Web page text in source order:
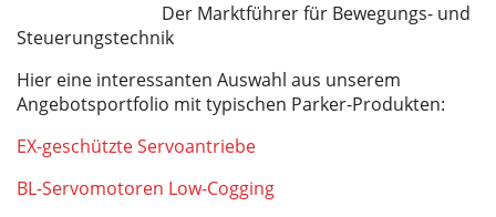
Der Marktführer für Bewegungs- und
Steuerungstechnik
Hier eine interessanten Auswahl aus unserem
Angebotsportfolio mit typischen Parker-Produkten:
EX-geschützte Servoantriebe
BL-Servomotoren Low-Cogging